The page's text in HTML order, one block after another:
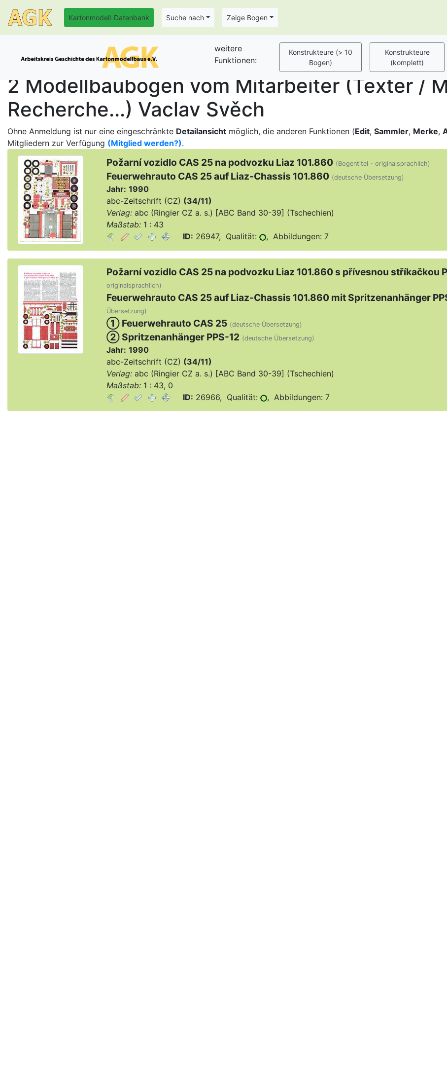
Kartonmodell-Datenbank Suche nach Zeige Bogen
weitere
Funktionen:
2 Modellbaubogen vom Mitarbeiter (Texter /
Recherche...) Vaclav Svěch
Ohne Anmeldung ist nur eine eingeschränkte Detailansicht möglich, die anderen Funktionen (Edit, Sammler, Merke,
Mitgliedern zur Verfügung (Mitglied werden?).
Požarní vozidlo CAS 25 na podvozku Liaz 101.860 (Bogentitel - originalsprachlich)
Feuerwehrauto CAS 25 auf Liaz-Chassis 101.860 (deutsche Übersetzung)
Jahr: 1990
abc-Zeitschrift (CZ) (34/11)
Verlag:abc (Ringier CZ a. s.) [ABC Band 30-39] (Tschechien)
Maßstab:1 : 43
ID: 26947, Qualität: , Abbildungen: 7
Požarní vozidlo CAS 25 na podvozku Liaz 101.860 s přívesnou stříkačkou
originalsprachlich)
Feuerwehrauto CAS 25 auf Liaz-Chassis 101.860 mit Spritzenanhänger
Übersetzung)
① Feuerwehrauto CAS 25 (deutsche Übersetzung)
② Spritzenanhänger PPS-12 (deutsche Übersetzung)
Jahr: 1990
abc-Zeitschrift (CZ) (34/11)
Verlag:abc (Ringier CZ a. s.) [ABC Band 30-39] (Tschechien)
Maßstab:1 : 43, 0
ID: 26966, Qualität: , Abbildungen: 7